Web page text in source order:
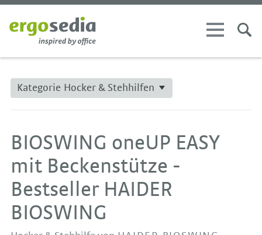
Kategorie Hocker & Stehhilfen
BIOSWING oneUP EASY
mit Beckenstütze -
Bestseller HAIDER
BIOSWING